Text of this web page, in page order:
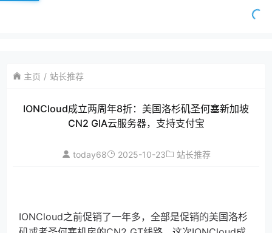
主页 站长推荐
IONCloud成立两周年8折：美国洛杉矶圣何塞新加坡
CN2 GIA云服务器，支持支付宝
today68 2025-10-23 站长推荐
IONCloud之前促销了一年多，全部是促销的美国洛杉